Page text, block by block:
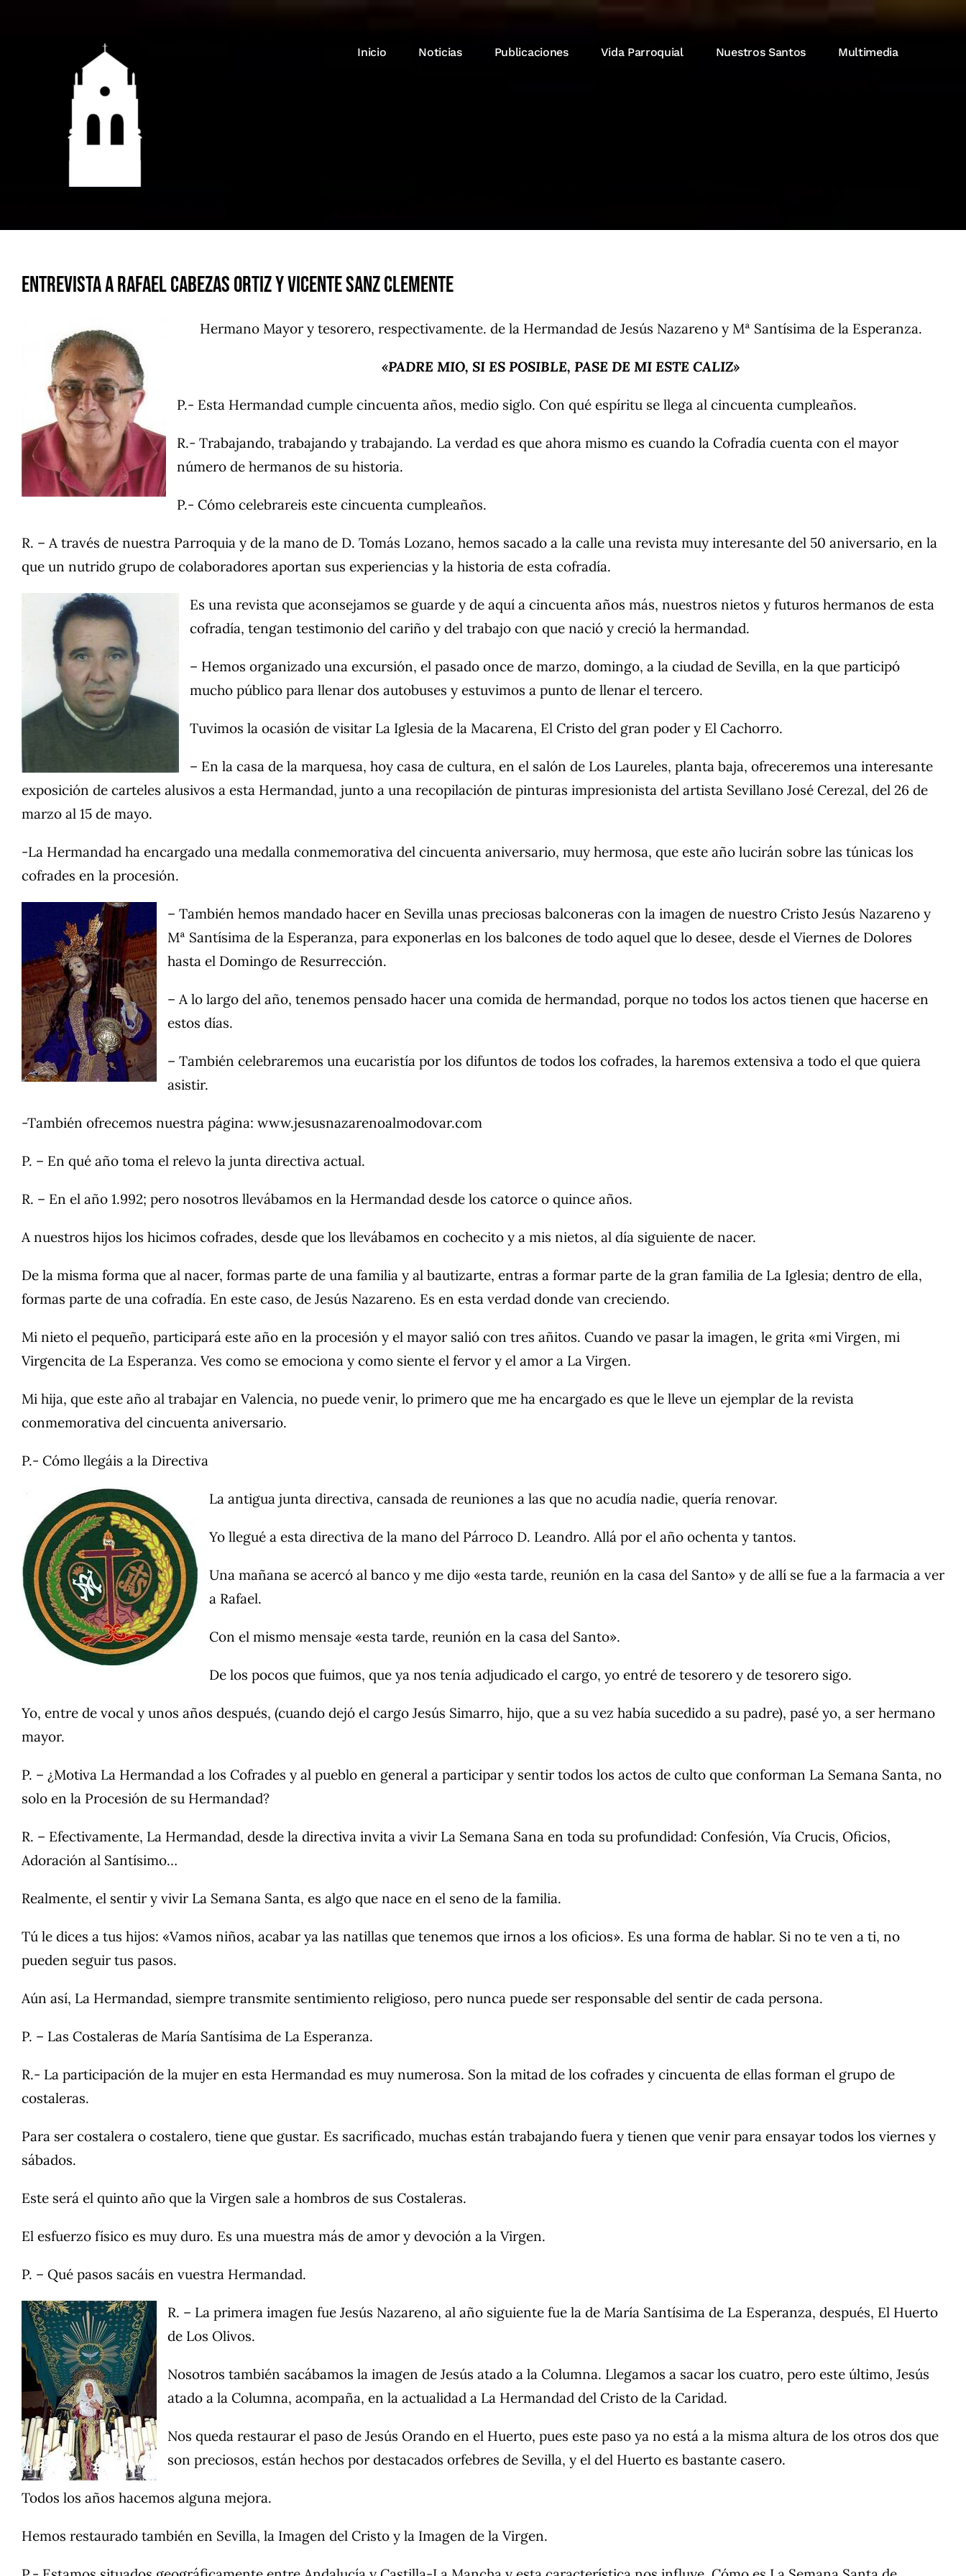
Inicio Noticias Publicaciones Vida Parroquial Nuestros Santos Multimedia
Entrevista a Rafael Cabezas Ortiz y Vicente Sanz Clemente
Hermano Mayor y tesorero, respectivamente. de la Hermandad de Jesús Nazareno y Mª Santísima de la Esperanza.
«PADRE MIO, SI ES POSIBLE, PASE DE MI ESTE CALIZ»
P.- Esta Hermandad cumple cincuenta años, medio siglo. Con qué espíritu se llega al cincuenta cumpleaños.
R.- Trabajando, trabajando y trabajando. La verdad es que ahora mismo es cuando la Cofradía cuenta con el mayor
número de hermanos de su historia.
P.- Cómo celebrareis este cincuenta cumpleaños.
R. – A través de nuestra Parroquia y de la mano de D. Tomás Lozano, hemos sacado a la calle una revista muy interesante del 50 aniversario, en la
que un nutrido grupo de colaboradores aportan sus experiencias y la historia de esta cofradía.
Es una revista que aconsejamos se guarde y de aquí a cincuenta años más, nuestros nietos y futuros hermanos de esta
cofradía, tengan testimonio del cariño y del trabajo con que nació y creció la hermandad.
– Hemos organizado una excursión, el pasado once de marzo, domingo, a la ciudad de Sevilla, en la que participó
mucho público para llenar dos autobuses y estuvimos a punto de llenar el tercero.
Tuvimos la ocasión de visitar La Iglesia de la Macarena, El Cristo del gran poder y El Cachorro.
– En la casa de la marquesa, hoy casa de cultura, en el salón de Los Laureles, planta baja, ofreceremos una interesante
exposición de carteles alusivos a esta Hermandad, junto a una recopilación de pinturas impresionista del artista Sevillano José Cerezal, del 26 de
marzo al 15 de mayo.
-La Hermandad ha encargado una medalla conmemorativa del cincuenta aniversario, muy hermosa, que este año lucirán sobre las túnicas los
cofrades en la procesión.
– También hemos mandado hacer en Sevilla unas preciosas balconeras con la imagen de nuestro Cristo Jesús Nazareno y
Mª Santísima de la Esperanza, para exponerlas en los balcones de todo aquel que lo desee, desde el Viernes de Dolores
hasta el Domingo de Resurrección.
– A lo largo del año, tenemos pensado hacer una comida de hermandad, porque no todos los actos tienen que hacerse en
estos días.
– También celebraremos una eucaristía por los difuntos de todos los cofrades, la haremos extensiva a todo el que quiera
asistir.
-También ofrecemos nuestra página: www.jesusnazarenoalmodovar.com
P. – En qué año toma el relevo la junta directiva actual.
R. – En el año 1.992; pero nosotros llevábamos en la Hermandad desde los catorce o quince años.
A nuestros hijos los hicimos cofrades, desde que los llevábamos en cochecito y a mis nietos, al día siguiente de nacer.
De la misma forma que al nacer, formas parte de una familia y al bautizarte, entras a formar parte de la gran familia de La Iglesia; dentro de ella,
formas parte de una cofradía. En este caso, de Jesús Nazareno. Es en esta verdad donde van creciendo.
Mi nieto el pequeño, participará este año en la procesión y el mayor salió con tres añitos. Cuando ve pasar la imagen, le grita «mi Virgen, mi
Virgencita de La Esperanza. Ves como se emociona y como siente el fervor y el amor a La Virgen.
Mi hija, que este año al trabajar en Valencia, no puede venir, lo primero que me ha encargado es que le lleve un ejemplar de la revista
conmemorativa del cincuenta aniversario.
P.- Cómo llegáis a la Directiva
La antigua junta directiva, cansada de reuniones a las que no acudía nadie, quería renovar.
Yo llegué a esta directiva de la mano del Párroco D. Leandro. Allá por el año ochenta y tantos.
Una mañana se acercó al banco y me dijo «esta tarde, reunión en la casa del Santo» y de allí se fue a la farmacia a ver
a Rafael.
Con el mismo mensaje «esta tarde, reunión en la casa del Santo».
De los pocos que fuimos, que ya nos tenía adjudicado el cargo, yo entré de tesorero y de tesorero sigo.
Yo, entre de vocal y unos años después, (cuando dejó el cargo Jesús Simarro, hijo, que a su vez había sucedido a su padre), pasé yo, a ser hermano
mayor.
P. – ¿Motiva La Hermandad a los Cofrades y al pueblo en general a participar y sentir todos los actos de culto que conforman La Semana Santa, no
solo en la Procesión de su Hermandad?
R. – Efectivamente, La Hermandad, desde la directiva invita a vivir La Semana Sana en toda su profundidad: Confesión, Vía Crucis, Oficios,
Adoración al Santísimo…
Realmente, el sentir y vivir La Semana Santa, es algo que nace en el seno de la familia.
Tú le dices a tus hijos: «Vamos niños, acabar ya las natillas que tenemos que irnos a los oficios». Es una forma de hablar. Si no te ven a ti, no
pueden seguir tus pasos.
Aún así, La Hermandad, siempre transmite sentimiento religioso, pero nunca puede ser responsable del sentir de cada persona.
P. – Las Costaleras de María Santísima de La Esperanza.
R.- La participación de la mujer en esta Hermandad es muy numerosa. Son la mitad de los cofrades y cincuenta de ellas forman el grupo de
costaleras.
Para ser costalera o costalero, tiene que gustar. Es sacrificado, muchas están trabajando fuera y tienen que venir para ensayar todos los viernes y
sábados.
Este será el quinto año que la Virgen sale a hombros de sus Costaleras.
El esfuerzo físico es muy duro. Es una muestra más de amor y devoción a la Virgen.
P. – Qué pasos sacáis en vuestra Hermandad.
R. – La primera imagen fue Jesús Nazareno, al año siguiente fue la de María Santísima de La Esperanza, después, El Huerto
de Los Olivos.
Nosotros también sacábamos la imagen de Jesús atado a la Columna. Llegamos a sacar los cuatro, pero este último, Jesús
atado a la Columna, acompaña, en la actualidad a La Hermandad del Cristo de la Caridad.
Nos queda restaurar el paso de Jesús Orando en el Huerto, pues este paso ya no está a la misma altura de los otros dos que
son preciosos, están hechos por destacados orfebres de Sevilla, y el del Huerto es bastante casero.
Todos los años hacemos alguna mejora.
Hemos restaurado también en Sevilla, la Imagen del Cristo y la Imagen de la Virgen.